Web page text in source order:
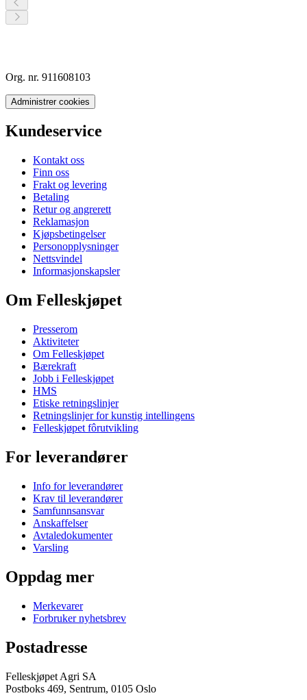
Org. nr. 911608103
Administrer cookies
Kundeservice
Kontakt oss
Finn oss
Frakt og levering
Betaling
Retur og angrerett
Reklamasjon
Kjøpsbetingelser
Personopplysninger
Nettsvindel
Informasjonskapsler
Om Felleskjøpet
Presserom
Aktiviteter
Om Felleskjøpet
Bærekraft
Jobb i Felleskjøpet
HMS
Etiske retningslinjer
Retningslinjer for kunstig intellingens
Felleskjøpet fôrutvikling
For leverandører
Info for leverandører
Krav til leverandører
Samfunnsansvar
Anskaffelser
Avtaledokumenter
Varsling
Oppdag mer
Merkevarer
Forbruker nyhetsbrev
Postadresse
Felleskjøpet Agri SA
Postboks 469, Sentrum, 0105 Oslo